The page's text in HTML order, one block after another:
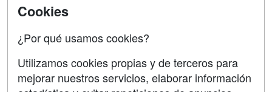
Contactar
Copyleft
Cookies
¿Por qué usamos cookies?
Utilizamos cookies propias y de terceros para
mejorar nuestros servicios, elaborar información